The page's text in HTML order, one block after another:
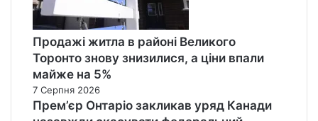
Продажі житла в районі Великого
Торонто знову знизилися, а ціни впали
майже на 5%
7 Серпня 2026
Прем’єр Онтаріо закликав уряд Канади